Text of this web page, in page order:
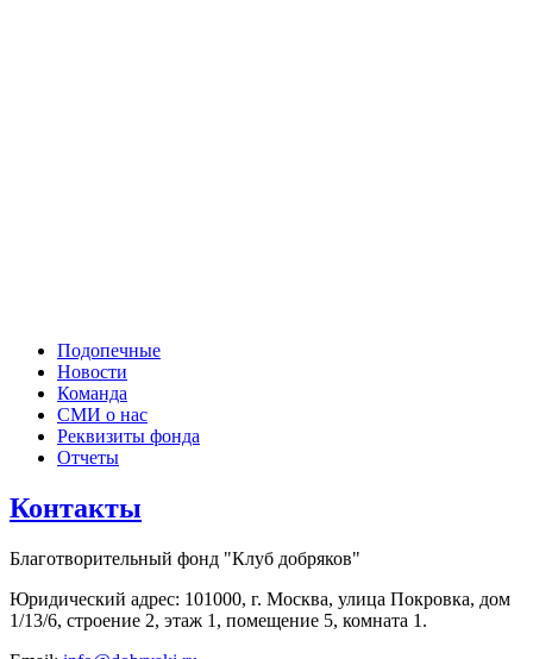
Подопечные
Новости
Команда
СМИ о нас
Реквизиты фонда
Отчеты
Контакты
Благотворительный фонд "Клуб добряков"
Юридический адрес: 101000, г. Москва, улица Покровка, дом
1/13/6, строение 2, этаж 1, помещение 5, комната 1.